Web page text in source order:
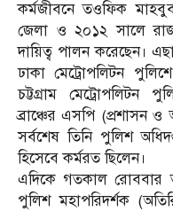
কর্মজীবনে তওফিক
জেলা ও ২০১২ সালে
দায়িত্ব পালন করেছেন।
ঢাকা মেট্রোপলিটন
চট্টগ্রাম মেট্রোপলিটন
ব্রাঞ্চের এসপি (প্রশাসন
সর্বশেষ তিনি পুলিশ
হিসেবে কর্মরত ছিলেন।
এদিকে গতকাল রোববার
পুলিশ মহাপরিদর্শক